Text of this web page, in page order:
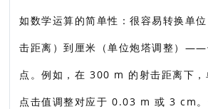
如数学运算的简单性：很容易转换单
击距离）到厘米（单位炮塔调整）——
点。例如，在 300 m 的射击距离下
点击值调整对应于 0.03 m 或 3 cm。